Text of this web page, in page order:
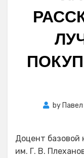
by
Доцент базовой
им. Г. В.